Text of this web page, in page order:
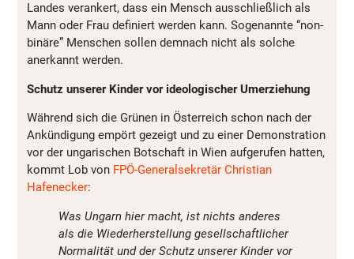
Landes verankert, dass ein Mensch ausschließlich als
Mann oder Frau definiert werden kann. Sogenannte “non-
binäre” Menschen sollen demnach nicht als solche
anerkannt werden.
Schutz unserer Kinder vor ideologischer Umerziehung
Während sich die Grünen in Österreich schon nach der
Ankündigung empört gezeigt und zu einer Demonstration
vor der ungarischen Botschaft in Wien aufgerufen hatten,
kommt Lob von FPÖ-Generalsekretär Christian
Hafenecker:
Was Ungarn hier macht, ist nichts anderes
als die Wiederherstellung gesellschaftlicher
Normalität und der Schutz unserer Kinder vor